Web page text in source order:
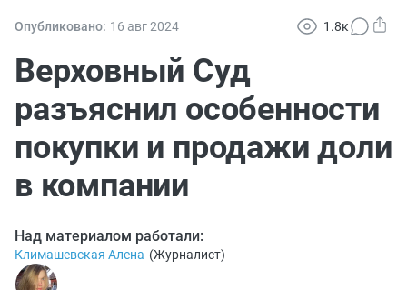
07.08 Госпошлину за устранение ошибок в документах предлагают
07.08
Разработают единые критерии трудовых и ГПХ-
отношений#новости
Опубликовано: 16 авг2024 1.8к
Верховный Суд
разъяснил особенности
покупки и продажи доли
в компании
Над материалом работали:
Климашевская Алена (Журналист)